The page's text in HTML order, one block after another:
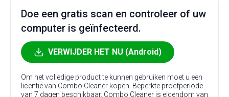
Doe een gratis scan en controleer of uw
computer is geïnfecteerd.
VERWIJDER HET NU (Android)
Om het volledige product te kunnen gebruiken moet u een
licentie van Combo Cleaner kopen. Beperkte proefperiode
van 7 dagen beschikbaar. Combo Cleaner is eigendom van